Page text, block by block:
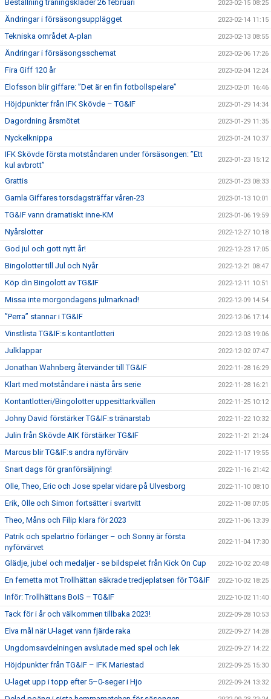
Beställning träningskläder 26 februari 2023-02-15 08:25
Ändringar i försäsongsupplägget 2023-02-14 11:15
Tekniska området A-plan 2023-02-13 08:55
Ändringar i försäsongsschemat 2023-02-06 17:26
Fira Giff 120 år 2023-02-04 12:24
Elofsson blir giffare: ”Det är en fin fotbollspelare” 2023-02-01 16:46
Höjdpunkter från IFK Skövde – TG&IF 2023-01-29 14:34
Dagordning årsmötet 2023-01-29 11:35
Nyckelknippa 2023-01-24 10:37
IFK Skövde första motståndaren under försäsongen: ”Ett
kul avbrott”
2023-01-23 15:12
Grattis 2023-01-23 08:33
Gamla Giffares torsdagsträffar våren-23 2023-01-13 10:01
TG&IF vann dramatiskt inne-KM 2023-01-06 19:59
Nyårslotter 2022-12-27 10:18
God jul och gott nytt år! 2022-12-23 17:05
Bingolotter till Jul och Nyår 2022-12-21 08:47
Köp din Bingolott av TG&IF 2022-12-11 10:51
Missa inte morgondagens julmarknad! 2022-12-09 14:54
”Perra” stannar i TG&IF 2022-12-06 17:14
Vinstlista TG&IF:s kontantlotteri 2022-12-03 19:06
Julklappar 2022-12-02 07:47
Jonathan Wahnberg återvänder till TG&IF 2022-11-28 16:29
Klart med motståndare i nästa års serie 2022-11-28 16:21
Kontantlotteri/Bingolotter uppesittarkvällen 2022-11-25 10:12
Johny David förstärker TG&IF:s tränarstab 2022-11-22 10:32
Julin från Skövde AIK förstärker TG&IF 2022-11-21 21:24
Marcus blir TG&IF:s andra nyförvärv 2022-11-17 19:55
Snart dags för granförsäljning! 2022-11-16 21:42
Olle, Theo, Eric och Jose spelar vidare på Ulvesborg 2022-11-10 08:10
Erik, Olle och Simon fortsätter i svartvitt 2022-11-08 07:05
Theo, Måns och Filip klara för 2023 2022-11-06 13:39
Patrik och spelartrio förlänger – och Sonny är första
nyförvärvet
2022-11-04 17:30
Glädje, jubel och medaljer - se bildspelet från Kick On Cup 2022-10-02 20:48
En femetta mot Trollhättan säkrade tredjeplatsen för TG&IF 2022-10-02 18:25
Inför: Trollhättans BoIS – TG&IF 2022-10-02 11:40
Tack för i år och välkommen tillbaka 2023! 2022-09-28 10:53
Elva mål när U-laget vann fjärde raka 2022-09-27 14:28
Ungdomsavdelningen avslutade med spel och lek 2022-09-27 14:22
Höjdpunkter från TG&IF – IFK Mariestad 2022-09-25 15:30
U-laget upp i topp efter 5–0-seger i Hjo 2022-09-24 13:32